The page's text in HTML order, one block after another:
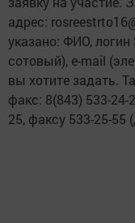
адрес:
указано: ФИО,
сотовый), e-mail
вы хотите задать.
факс: 8(843) 533-24-
25, факсу 533-25-55